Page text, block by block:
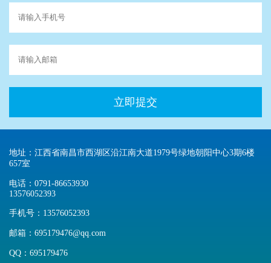
立即提交
地址：江西省南昌市西湖区沿江南大道1979号绿地朝阳中心3期6楼
657室
电话：0791-86653930
13576052393
手机号：13576052393
邮箱：695179476@qq.com
QQ：695179476